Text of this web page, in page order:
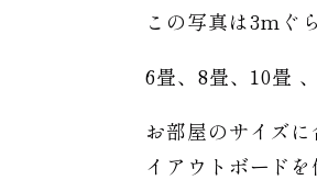
この写真は3mぐ
6畳、8畳、10畳
お部屋のサイズ
イアウトボードを